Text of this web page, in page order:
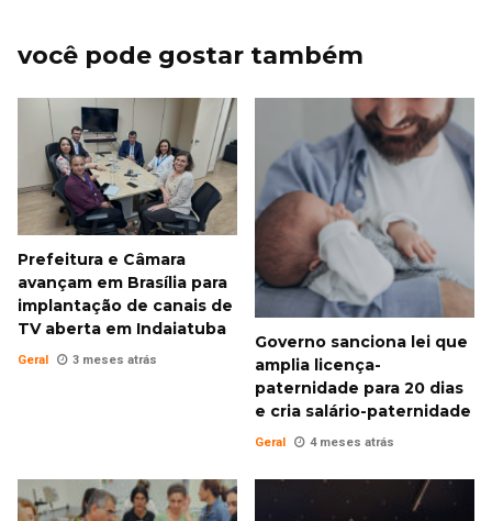
você pode gostar também
Prefeitura e Câmara
avançam em Brasília para
implantação de canais de
TV aberta em Indaiatuba
Geral 3 meses atrás
Governo sanciona lei que
amplia licença-
paternidade para 20 dias
e cria salário-paternidade
Geral 4 meses atrás